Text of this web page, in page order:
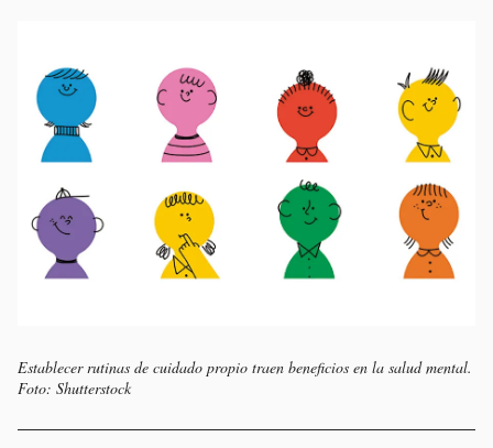
Establecer rutinas de cuidado propio traen beneficios en la salud mental.
Foto: Shutterstock